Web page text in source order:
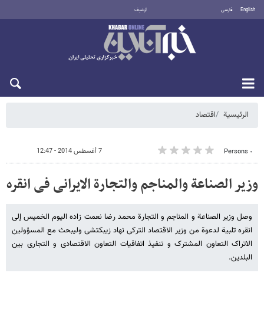
English فارسی أرشيف
الرئيسية اقتصاد
٠ Persons 7 أغسطس 2014 - 12:47
وزیر الصناعة والمناجم والتجارة الایرانی فی انقره
وصل وزیر الصناعة و المناجم و التجارة محمد رضا نعمت زاده الیوم الخمیس إلی
انقره تلبیة لدعوة من وزیر الاقتصاد الترکی نهاد زیبکتشی ولیبحث مع المسؤولین
الاتراک التعاون المشترک و تنفیذ اتفاقیات التعاون الاقتصادی و التجاری بین
البلدین.